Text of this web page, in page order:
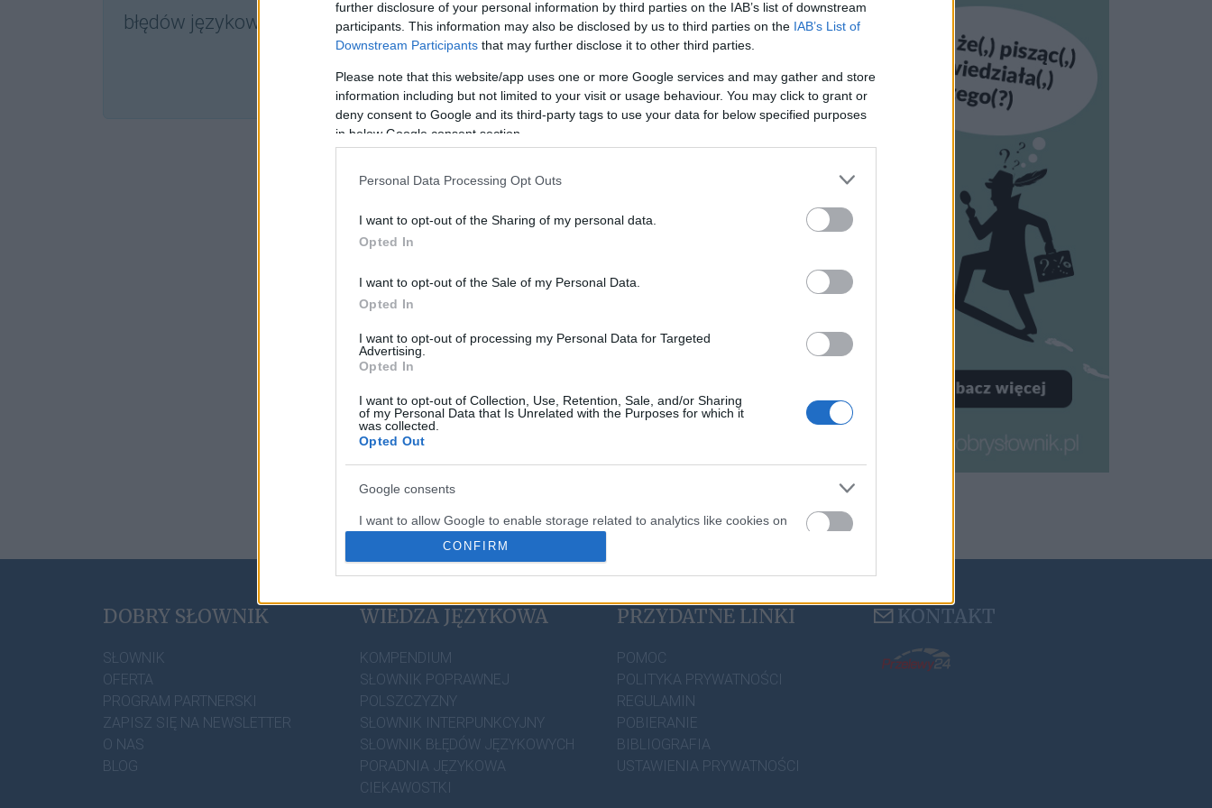
further disclosure of your personal information by third parties on the IAB’s list of downstream
participants. This information may also be disclosed by us to third parties on the IAB’s List of
Downstream Participants that may further disclose it to other third parties.
Please note that this website/app uses one or more Google services and may gather and store
information including but not limited to your visit or usage behaviour. You may click to grant or
deny consent to Google and its third-party tags to use your data for below specified purposes
in below Google consent section.
Personal Data Processing Opt Outs
I want to opt-out of the Sharing of my personal data.
Opted In
I want to opt-out of the Sale of my Personal Data.
Opted In
I want to opt-out of processing my Personal Data for Targeted
Advertising.
Opted In
I want to opt-out of Collection, Use, Retention, Sale, and/or Sharing
of my Personal Data that Is Unrelated with the Purposes for which it
was collected.
Opted Out
Google consents
I want to allow Google to enable storage related to analytics like cookies on
web or device identifiers in apps.
I want to allow Google to enable storage related to personalization.
I want to allow Google to enable storage related to security, including
CONFIRM
błędów językowych dostępna wyłączniew abonamencie Pro.
SPRAWDŹ
DOBRY SŁOWNIK
SŁOWNIK
OFERTA
PROGRAM PARTNERSKI
ZAPISZ SIĘ NA NEWSLETTER
O NAS
BLOG
WIEDZA JĘZYKOWA
KOMPENDIUM
SŁOWNIK POPRAWNEJ
POLSZCZYZNY
SŁOWNIK INTERPUNKCYJNY
SŁOWNIK BŁĘDÓW JĘZYKOWYCH
PORADNIA JĘZYKOWA
CIEKAWOSTKI
PRZYDATNE LINKI
POMOC
POLITYKA PRYWATNOŚCI
REGULAMIN
POBIERANIE
BIBLIOGRAFIA
USTAWIENIA PRYWATNOŚCI
KONTAKT